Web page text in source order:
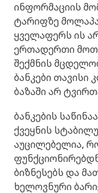
ინფორმაციის
ტარიფზე
ყველაფერს ის
ერთადერთი
შექმნის
ბანკები თავისი
ბაზაში არ
ბანკების
ქვეყნის
აუცილებელია,
ბიზნესებს და
ხელოვნური